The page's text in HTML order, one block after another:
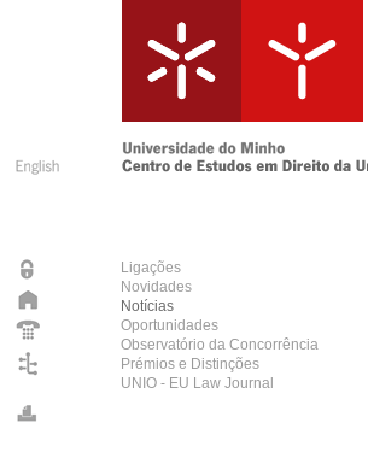
Ligações
Novidades
Notícias
Oportunidades
Observatório da Concorrência
Prémios e Distinções
UNIO - EU Law Journal